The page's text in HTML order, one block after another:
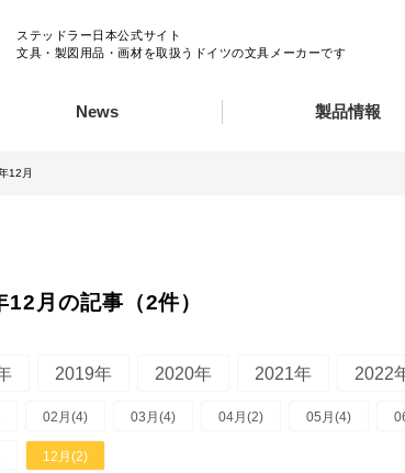
ステッドラー日本公式サイト
文具・製図用品・画材を取扱うドイツの文具メーカーです
News 製品情報
12月
月の記事（2件）
2019年 2020年 2021年 2022
02月(4) 03月(4) 04月(2) 05月(4)
12月(2)